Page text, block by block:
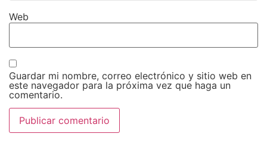
Web
Guardar mi nombre, correo electrónico y sitio web en
este navegador para la próxima vez que haga un
comentario.